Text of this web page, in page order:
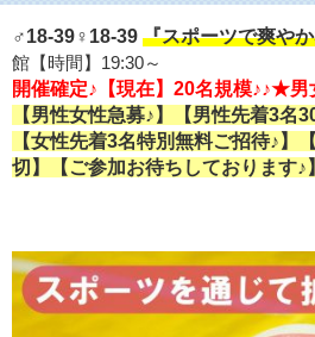
♂18-39♀18-39 『スポーツで爽や
館【時間】19:30～
開催確定♪【現在】20名規模♪♪★
【男性女性急募♪】【男性先着3名
【女性先着3名特別無料ご招待♪】
切】【ご参加お待ちしております♪】